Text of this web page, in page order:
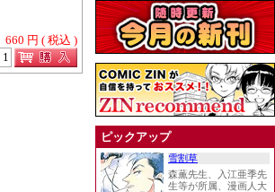
660 円 ( 税込 )
ピックアップ
雪割草
森薫先生、入江亜季先
生等が所属、漫画人大